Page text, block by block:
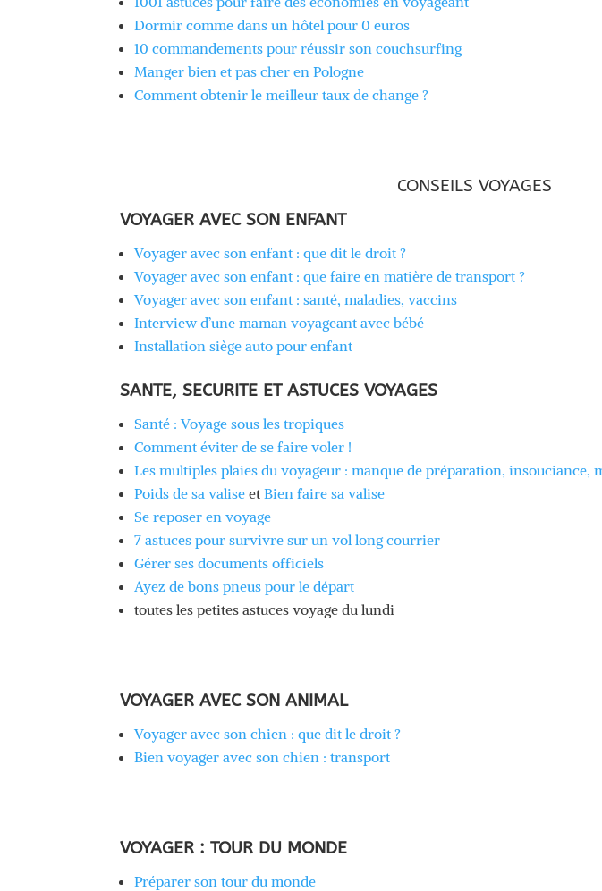
Dormir comme dans un hôtel pour 0 euros
10 commandements pour réussir son couchsurfing
Manger bien et pas cher en Pologne
Comment obtenir le meilleur taux de change ?
CONSEILS VOYAGES
VOYAGER AVEC SON ENFANT
Voyager avec son enfant : que dit le droit ?
Voyager avec son enfant : que faire en matière de transport ?
Voyager avec son enfant : santé, maladies, vaccins
Interview d’une maman voyageant avec bébé
Installation siège auto pour enfant
SANTE, SECURITE ET ASTUCES VOYAGES
Santé : Voyage sous les tropiques
Comment éviter de se faire voler !
Les multiples plaies du voyageur : manque de préparation, insouciance,
Poids de sa valise etBien faire sa valise
Se reposer en voyage
7 astuces pour survivre sur un vol long courrier
Gérer ses documents officiels
Ayez de bons pneus pour le départ
toutes les petites astuces voyage du lundi
VOYAGER AVEC SON ANIMAL
Voyager avec son chien : que dit le droit ?
Bien voyager avec son chien : transport
VOYAGER : TOUR DU MONDE
Préparer son tour du monde